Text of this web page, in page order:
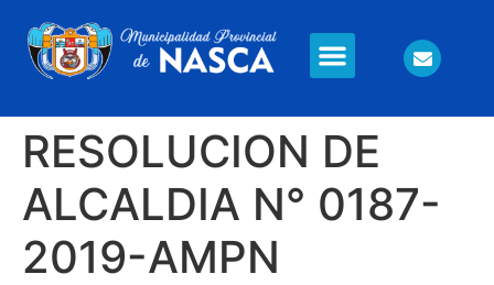
RESOLUCION DE
ALCALDIA N° 0187-
2019-AMPN